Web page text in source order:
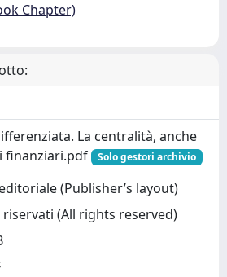
Chapter)
La centralità, anche
finanziari.pdf
Solo gestori archivio
(Publisher’s layout)
(All rights reserved)